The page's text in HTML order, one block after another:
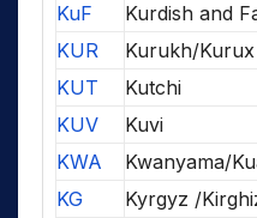
KuF
Kurdish and
KUR
Kurukh/Kurux
KUT
Kutchi
KUV
Kuvi
KWA
Kwanyama/
KG
Kyrgyz /